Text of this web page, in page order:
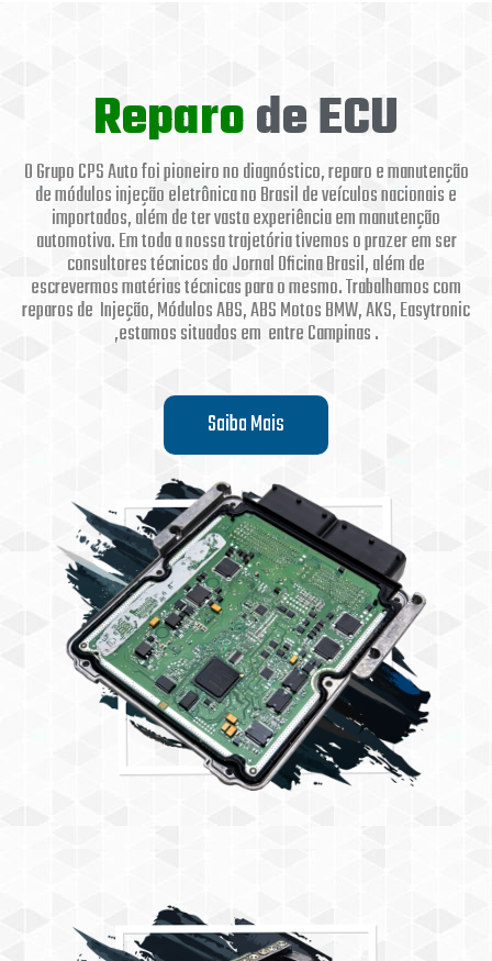
Reparode ECU
O Grupo CPS Auto foi pioneiro no diagnóstico, reparo e manutenção
de módulos injeção eletrônica no Brasil de veículos nacionais e
importados, além de ter vasta experiência em manutenção
automotiva. Em toda a nossa trajetória tivemos o prazer em ser
consultores técnicos do Jornal Oficina Brasil, além de
escrevermos matérias técnicas para o mesmo. Trabalhamos com
reparos de Injeção, Módulos ABS, ABS Motos BMW, AKS, Easytronic
,estamos situados em entre Campinas .
Saiba Mais